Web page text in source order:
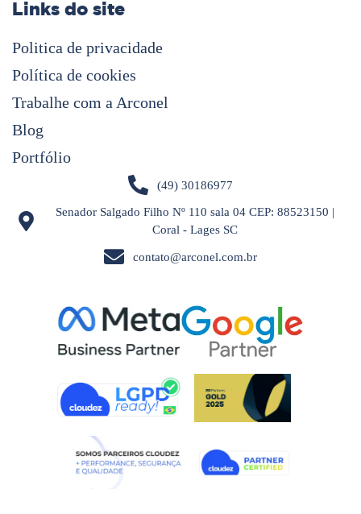
Links do site
Politica de privacidade
Política de cookies
Trabalhe com a Arconel
Blog
Portfólio
(49) 30186977
Senador Salgado Filho Nº 110 sala 04 CEP: 88523150 |
Coral - Lages SC
contato@arconel.com.br